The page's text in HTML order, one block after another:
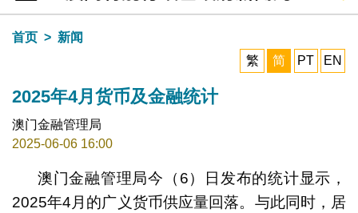
目录
首页
新闻
繁
简 PT EN
2025年4月货币及金融统计
澳门金融管理局
2025-06-06 16:00
澳门金融管理局今（6）日发布的统计显示，
2025年4月的广义货币供应量回落。与此同时，居